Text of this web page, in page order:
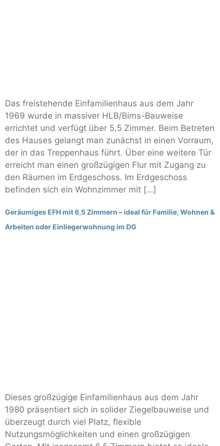
Das freistehende Einfamilienhaus aus dem Jahr
1969 wurde in massiver HLB/Bims-Bauweise
errichtet und verfügt über 5,5 Zimmer. Beim Betreten
des Hauses gelangt man zunächst in einen Vorraum,
der in das Treppenhaus führt. Über eine weitere Tür
erreicht man einen großzügigen Flur mit Zugang zu
den Räumen im Erdgeschoss. Im Erdgeschoss
befinden sich ein Wohnzimmer mit […]
Geräumiges EFH mit 6,5 Zimmern – ideal für Familie, Wohnen &
Arbeiten oder Einliegerwohnung im DG
Dieses großzügige Einfamilienhaus aus dem Jahr
1980 präsentiert sich in solider Ziegelbauweise und
überzeugt durch viel Platz, flexible
Nutzungsmöglichkeiten und einen großzügigen